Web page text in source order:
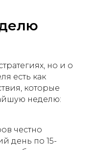
но и о
есть как
которые
неделю:
честно
день по 15-